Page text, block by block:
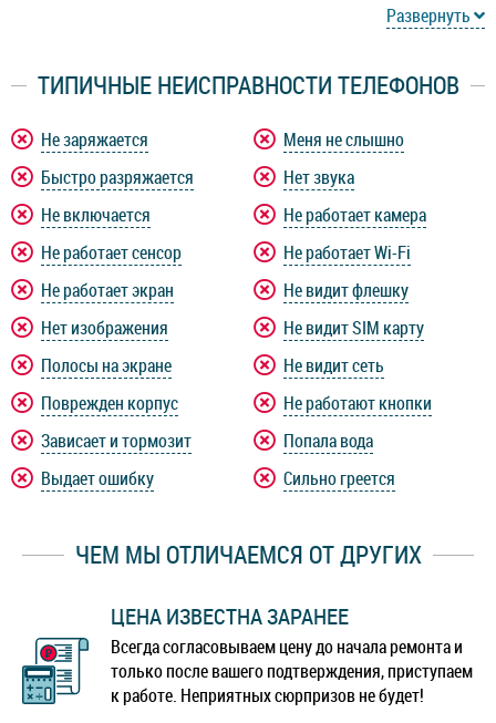
Развернуть
ТИПИЧНЫЕ НЕИСПРАВНОСТИ ТЕЛЕФОНОВ
Не заряжается
Быстро разряжается
Не включается
Не работает сенсор
Не работает экран
Нет изображения
Полосы на экране
Поврежден корпус
Зависает и тормозит
Выдает ошибку
Меня не слышно
Нет звука
Не работает камера
Не работает Wi-Fi
Не видит флешку
Не видит SIM карту
Не видит сеть
Не работают кнопки
Попала вода
Сильно греется
ЧЕМ МЫ ОТЛИЧАЕМСЯ ОТ ДРУГИХ
ЦЕНА ИЗВЕСТНА ЗАРАНЕЕ
Всегда согласовываем цену до начала ремонта и
только после вашего подтверждения, приступаем
к работе. Неприятных сюрпризов не будет!